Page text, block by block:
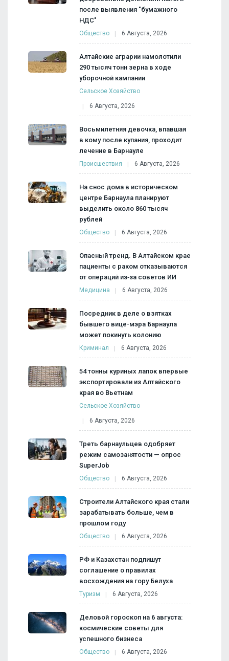
после выявления "бумажного
НДС"
Общество 6 Августа, 2026
Алтайские аграрии намолотили
290 тысяч тонн зерна в ходе
уборочной кампании
Сельское Хозяйство
6 Августа, 2026
Восьмилетняя девочка, впавшая
в кому после купания, проходит
лечение в Барнауле
Происшествия 6 Августа, 2026
На снос дома в историческом
центре Барнаула планируют
выделить около 860 тысяч
рублей
Общество 6 Августа, 2026
Опасный тренд. В Алтайском крае
пациенты с раком отказываются
от операций из‑за советов ИИ
Медицина 6 Августа, 2026
Посредник в деле о взятках
бывшего вице-мэра Барнаула
может покинуть колонию
Криминал 6 Августа, 2026
54 тонны куриных лапок впервые
экспортировали из Алтайского
края во Вьетнам
Сельское Хозяйство
6 Августа, 2026
Треть барнаульцев одобряет
режим самозанятости — опрос
SuperJob
Общество 6 Августа, 2026
Строители Алтайского края стали
зарабатывать больше, чем в
прошлом году
Общество 6 Августа, 2026
РФ и Казахстан подпишут
соглашение о правилах
восхождения на гору Белуха
Туризм 6 Августа, 2026
Деловой гороскоп на 6 августа:
космические советы для
успешного бизнеса
Общество 6 Августа, 2026